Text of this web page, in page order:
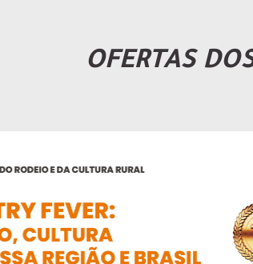
OFERTAS